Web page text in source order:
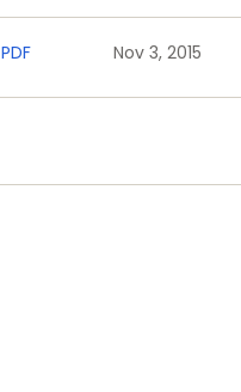
PDF Nov 3, 2015